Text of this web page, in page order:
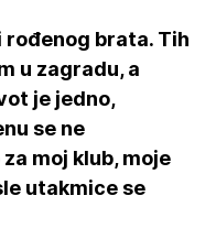
rođenog brata. Tih
u zagradu, a
je jedno,
se ne
moj klub, moje
utakmice se